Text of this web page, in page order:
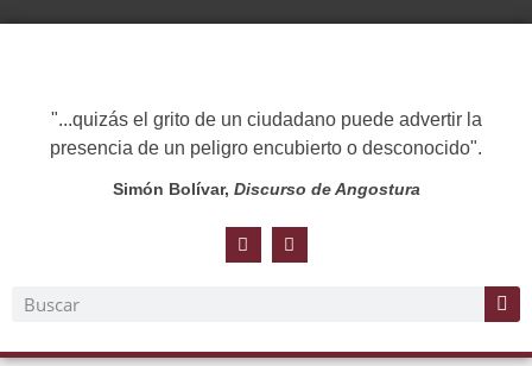
"...quizás el grito de un ciudadano puede advertir la
presencia de un peligro encubierto o desconocido".
Simón Bolívar, Discurso de Angostura